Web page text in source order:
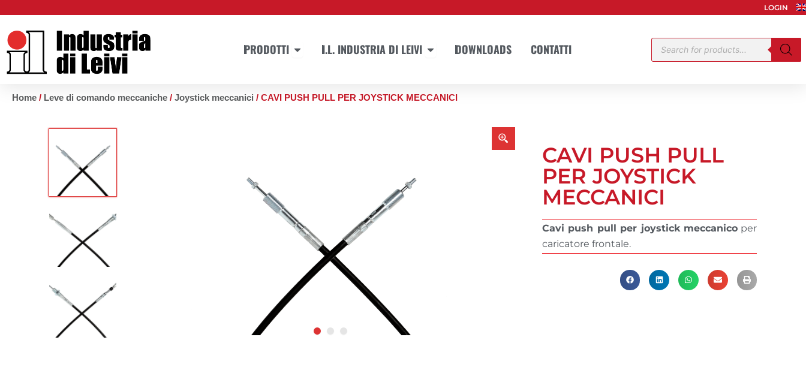
contenuto
LOGIN
PRODOTTI Apri PRODOTTII.L. INDUSTRIA DI LEIVI Apri I.L. INDUSTRIA DI LEIVI
DOWNLOADS CONTATTI
Products
search
Home / Leve di comando meccaniche / Joystick meccanici / CAVI PUSH PULL PER JOYSTICK MECCANICI
CAVI PUSH PULL
PER JOYSTICK
MECCANICI
Cavi push pull per joystick meccanicoper
caricatore frontale.